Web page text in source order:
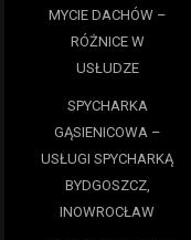
MYCIE DACHÓW –
RÓŻNICE W
USŁUDZE
SPYCHARKA
GĄSIENICOWA –
USŁUGI SPYCHARKĄ
BYDGOSZCZ,
INOWROCŁAW